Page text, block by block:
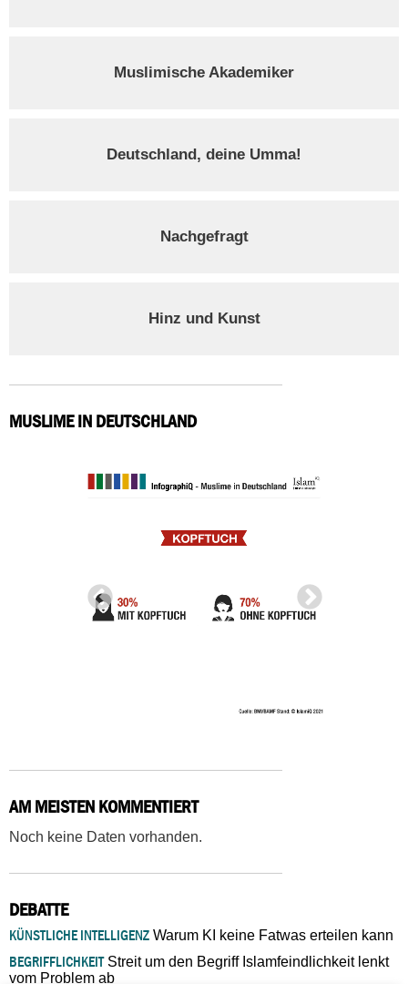
Muslimische Akademiker
Deutschland, deine Umma!
Nachgefragt
Hinz und Kunst
MUSLIME IN DEUTSCHLAND
AM MEISTEN KOMMENTIERT
Noch keine Daten vorhanden.
DEBATTE
KÜNSTLICHE INTELLIGENZ Warum KI keine Fatwas erteilen kann
BEGRIFFLICHKEITStreit um den Begriff Islamfeindlichkeit lenkt
vom Problem ab